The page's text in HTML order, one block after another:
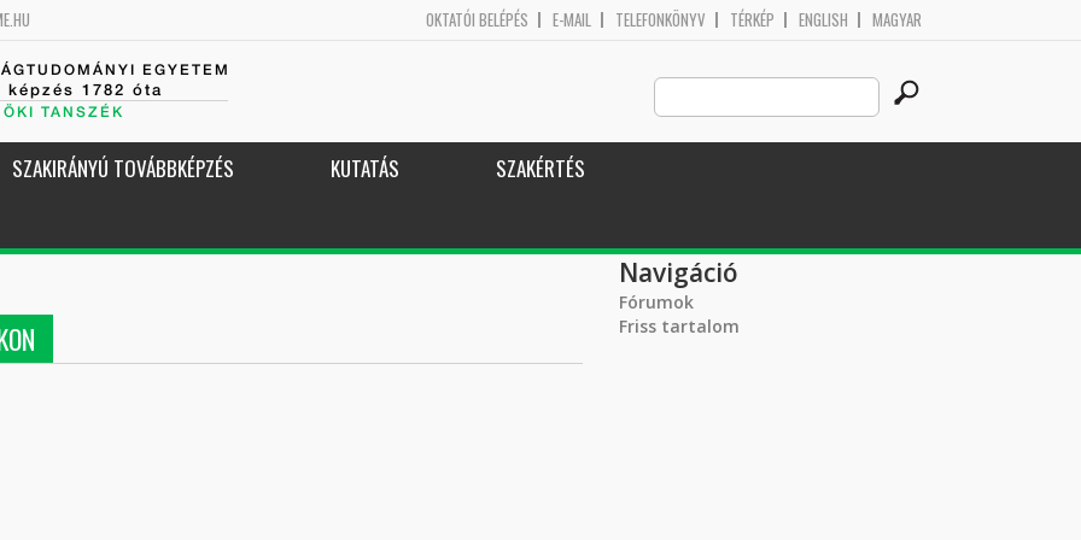
OKTATÓI BELÉPÉS E-MAIL TELEFONKÖNYV TÉRKÉP ENGLISH MAGYAR
EGYETEM
1782 óta
TANSZÉK
Search
this
site
SZAKIRÁNYÚ TOVÁBBKÉPZÉS KUTATÁS
SZAKÉRTÉS
Navigáció
Fórumok
Friss tartalom